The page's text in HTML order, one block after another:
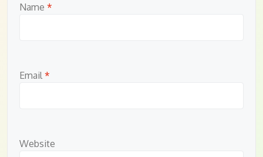
Name *
Email *
Website